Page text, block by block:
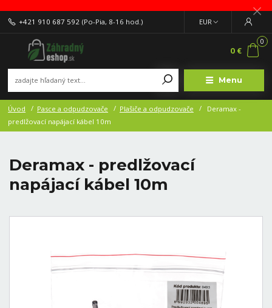
Menu
EUR
+421 910 687 592 (Po-Pia, 8-16 hod.)
0
0 €
Úvod Pasce a odpudzovače Plašiče a odpudzovače
Deramax -
predlžovací napájací kábel 10m
Deramax - predlžovací
napájací kábel 10m